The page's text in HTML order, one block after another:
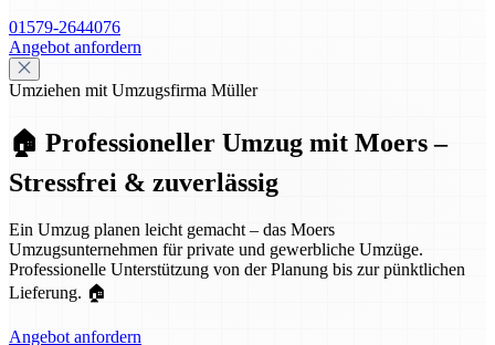
01579-2644076
Angebot anfordern
Umziehen mit Umzugsfirma Müller
🏠 Professioneller Umzug mit Moers –
Stressfrei & zuverlässig
Ein Umzug planen leicht gemacht – das Moers
Umzugsunternehmen für private und gewerbliche Umzüge.
Professionelle Unterstützung von der Planung bis zur pünktlichen
Lieferung. 🏠
Angebot anfordern